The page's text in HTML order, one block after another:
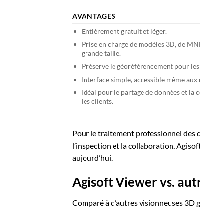
AVANTAGES
Entièrement gratuit et léger.
Prise en charge de modèles 3D, de
grande taille.
Préserve le géoréférencement pour les
Interface simple, accessible même aux
Idéal pour le partage de données et la
les clients.
Pour le traitement professionnel des
l’inspection et la collaboration,
aujourd’hui.
Agisoft Viewer vs.
Comparé à d’autres visionneuses